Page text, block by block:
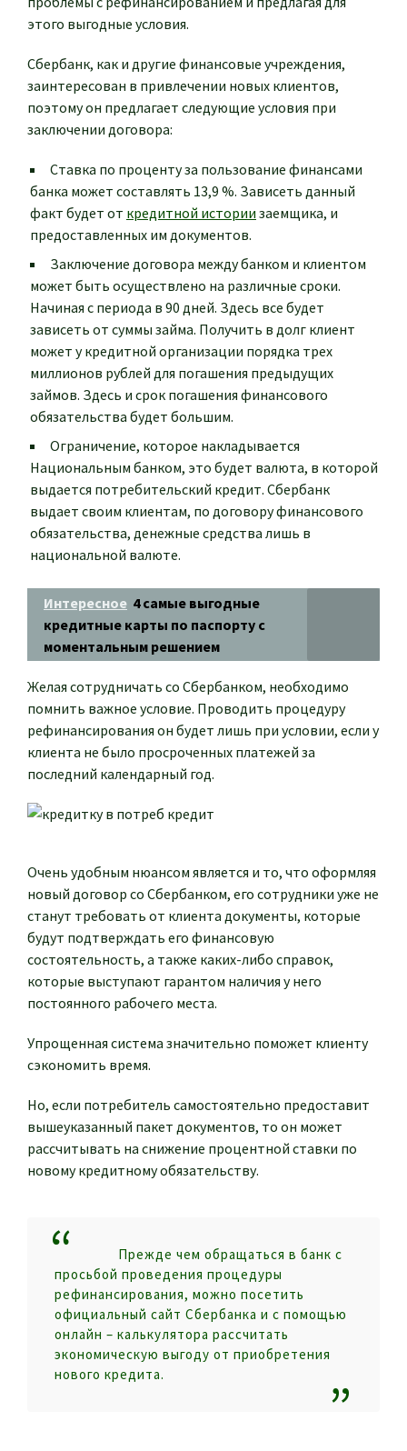
этого выгодные условия.
Сбербанк, как и другие финансовые учреждения,
заинтересован в привлечении новых клиентов,
поэтому он предлагает следующие условия при
заключении договора:
Ставка по проценту за пользование финансами
банка может составлять 13,9 %. Зависеть данный
факт будет от кредитной истории заемщика, и
предоставленных им документов.
Заключение договора между банком и клиентом
может быть осуществлено на различные сроки.
Начиная с периода в 90 дней. Здесь все будет
зависеть от суммы займа. Получить в долг клиент
может у кредитной организации порядка трех
миллионов рублей для погашения предыдущих
займов. Здесь и срок погашения финансового
обязательства будет большим.
Ограничение, которое накладывается
Национальным банком, это будет валюта, в которой
выдается потребительский кредит. Сбербанк
выдает своим клиентам, по договору финансового
обязательства, денежные средства лишь в
национальной валюте.
Интересное 4 самые выгодные
кредитные карты по паспорту с
моментальным решением
Желая сотрудничать со Сбербанком, необходимо
помнить важное условие. Проводить процедуру
рефинансирования он будет лишь при условии, если у
клиента не было просроченных платежей за
последний календарный год.
Очень удобным нюансом является и то, что оформляя
новый договор со Сбербанком, его сотрудники уже не
станут требовать от клиента документы, которые
будут подтверждать его финансовую
состоятельность, а также каких-либо справок,
которые выступают гарантом наличия у него
постоянного рабочего места.
Упрощенная система значительно поможет клиенту
сэкономить время.
Но, если потребитель самостоятельно предоставит
вышеуказанный пакет документов, то он может
рассчитывать на снижение процентной ставки по
новому кредитному обязательству.
Прежде чем обращаться в банк с
просьбой проведения процедуры
рефинансирования, можно посетить
официальный сайт Сбербанка и с помощью
онлайн – калькулятора рассчитать
экономическую выгоду от приобретения
нового кредита.